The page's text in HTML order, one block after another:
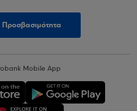
Προσβασιμότητα
Mobile App